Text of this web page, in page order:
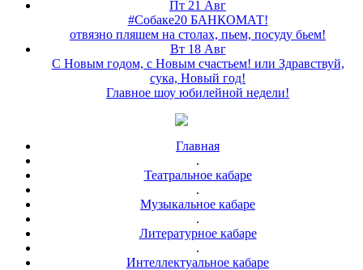
Пт 21 Авг
#Собаке20 БАНКОМАТ!
отвязно пляшем на столах, пьем, посуду бьем!
Вт 18 Авг
С Новым годом, с Новым счастьем! или Здравствуй,
сука, Новый год!
Главное шоу юбилейной недели!
Главная
.
Театральное кабаре
.
Музыкальное кабаре
.
Литературное кабаре
.
Интеллектуальное кабаре